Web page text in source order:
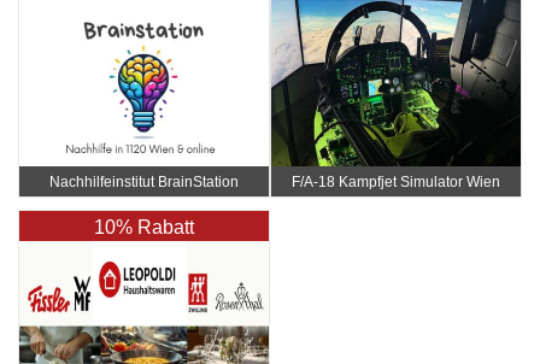
Nachhilfeinstitut BrainStation F/A-18 Kampfjet Simulator Wien
10% Rabatt